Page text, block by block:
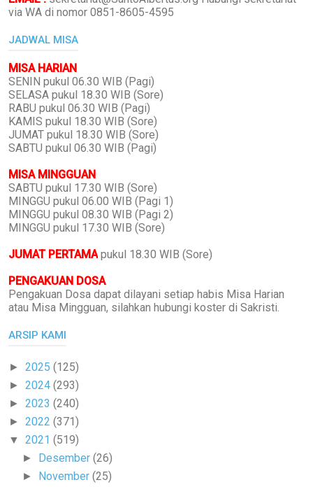
via WA di nomor 0851-8605-4595
JADWAL MISA
MISA HARIAN
SENIN pukul 06.30 WIB (Pagi)
SELASA pukul 18.30 WIB (Sore)
RABU pukul 06.30 WIB (Pagi)
KAMIS pukul 18.30 WIB (Sore)
JUMAT pukul 18.30 WIB (Sore)
SABTU pukul 06.30 WIB (Pagi)
MISA MINGGUAN
SABTU pukul 17.30 WIB (Sore)
MINGGU pukul 06.00 WIB (Pagi 1)
MINGGU pukul 08.30 WIB (Pagi 2)
MINGGU pukul 17.30 WIB (Sore)
JUMAT PERTAMA pukul 18.30 WIB (Sore)
PENGAKUAN DOSA
Pengakuan Dosa dapat dilayani setiap habis Misa Harian
atau Misa Mingguan, silahkan hubungi koster di Sakristi.
ARSIP KAMI
► 2025 (125)
► 2024 (293)
► 2023 (240)
► 2022 (371)
▼ 2021 (519)
► Desember(26)
► November(25)